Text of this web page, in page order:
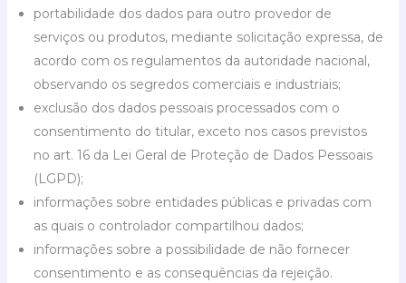
portabilidade dos dados para outro provedor de
serviços ou produtos, mediante solicitação expressa, de
acordo com os regulamentos da autoridade nacional,
observando os segredos comerciais e industriais;
exclusão dos dados pessoais processados com o
consentimento do titular, exceto nos casos previstos
no art. 16 da Lei Geral de Proteção de Dados Pessoais
(LGPD);
informações sobre entidades públicas e privadas com
as quais o controlador compartilhou dados;
informações sobre a possibilidade de não fornecer
consentimento e as consequências da rejeição.